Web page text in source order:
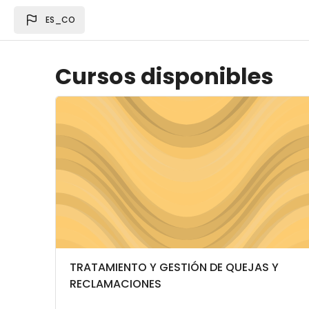
ES_CO
Cursos disponibles
Imagen del curso TRATAMIENTO Y GESTIÓN DE
Categoría del curso
Nombre del curso
TRATAMIENTO Y GESTIÓN DE QUEJAS Y
RECLAMACIONES